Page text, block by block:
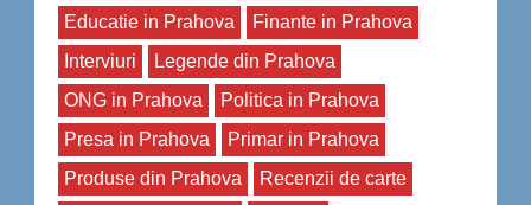
Educatie in Prahova
Finante in Prahova
Interviuri
Legende din Prahova
ONG in Prahova
Politica in Prahova
Presa in Prahova
Primar in Prahova
Produse din Prahova
Recenzii de carte